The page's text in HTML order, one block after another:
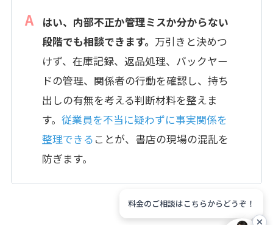
はい、内部不正か管理ミスか分からない
段階でも相談できます。 万引きと決めつ
けず、在庫記録、返品処理、バックヤー
ドの管理、関係者の行動を確認し、持ち
出しの有無を考える判断材料を整えま
す。従業員を不当に疑わずに事実関係を
整理できる ことが、書店の現場の混乱を
防ぎます。
料金のご相談はこちらからどうぞ！